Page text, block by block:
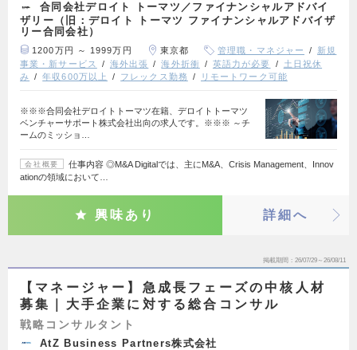
合同会社デロイト トーマツ／ファイナンシャルアドバイ
ザリー（旧：デロイト トーマツ ファイナンシャルアドバイザ
リー合同会社）
1200万円 ～ 1999万円 東京都 管理職・マネジャー
新規
事業・新サービス
海外出張 海外折衝 英語力が必要
土日祝休
み
年収600万以上 フレックス勤務 リモートワーク可能
※※※合同会社デロイトトーマツ在籍、デロイトトーマツ
ベンチャーサポート株式会社出向の求人です。※※※ ～チ
ームのミッショ…
会社概要
仕事内容 ◎M&A Digitalでは、主にM&A、Crisis Management、Innov
ationの領域において…
興味あり 詳細へ
掲載期間 26/07/29～26/08/11
【マネージャー】急成長フェーズの中核人材
募集｜大手企業に対する総合コンサル
戦略コンサルタント
AtZ Business Partners株式会社